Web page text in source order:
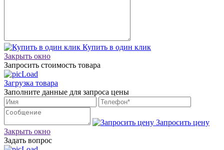
Купить в один клик
Закрыть окно
Запросить стоимость товара
Загрузка товара
Заполните данные для запроса цены
Запросить цену
Закрыть окно
Задать вопрос